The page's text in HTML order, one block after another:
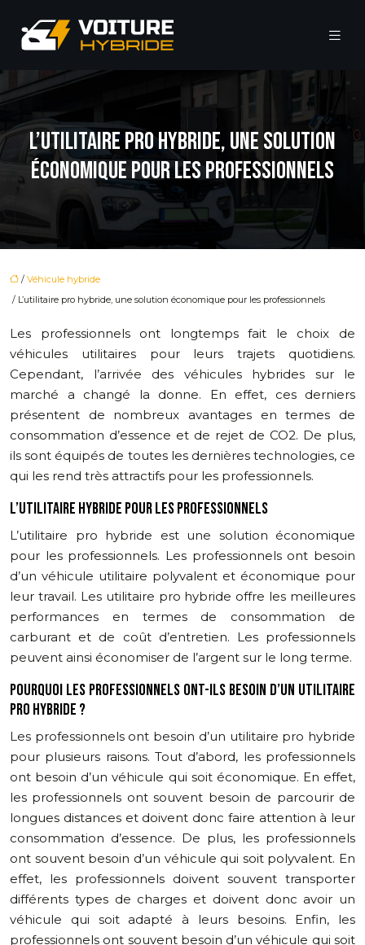
L’UTILITAIRE PRO HYBRIDE, UNE SOLUTION
ÉCONOMIQUE POUR LES PROFESSIONNELS
/ Véhicule hybride
/ L’utilitaire pro hybride, une solution économique pour les professionnels
Les professionnels ont longtemps fait le choix de
véhicules utilitaires pour leurs trajets quotidiens.
Cependant, l’arrivée des véhicules hybrides sur le
marché a changé la donne. En effet, ces derniers
présentent de nombreux avantages en termes de
consommation d’essence et de rejet de CO2. De plus,
ils sont équipés de toutes les dernières technologies, ce
qui les rend très attractifs pour les professionnels.
L’UTILITAIRE HYBRIDE POUR LES PROFESSIONNELS
L’utilitaire pro hybride est une solution économique
pour les professionnels. Les professionnels ont besoin
d’un véhicule utilitaire polyvalent et économique pour
leur travail. Les utilitaire pro hybride offre les meilleures
performances en termes de consommation de
carburant et de coût d’entretien. Les professionnels
peuvent ainsi économiser de l’argent sur le long terme.
POURQUOI LES PROFESSIONNELS ONT-ILS BESOIN D’UN UTILITAIRE
PRO HYBRIDE ?
Les professionnels ont besoin d’un utilitaire pro hybride
pour plusieurs raisons. Tout d’abord, les professionnels
ont besoin d’un véhicule qui soit économique. En effet,
les professionnels ont souvent besoin de parcourir de
longues distances et doivent donc faire attention à leur
consommation d’essence. De plus, les professionnels
ont souvent besoin d’un véhicule qui soit polyvalent. En
effet, les professionnels doivent souvent transporter
différents types de charges et doivent donc avoir un
véhicule qui soit adapté à leurs besoins. Enfin, les
professionnels ont souvent besoin d’un véhicule qui soit